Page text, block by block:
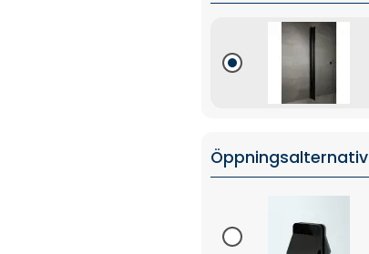
Öppningsalternativ